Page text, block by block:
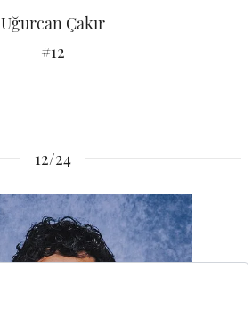
Uğurcan Çakır
#12
12/24